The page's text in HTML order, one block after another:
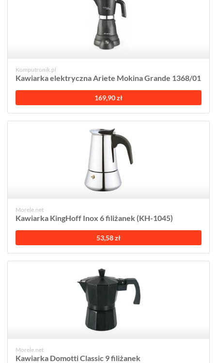
Komputronik.pl
Kawiarka elektryczna Ariete Mokina Grande 1368/01
169,90 zł
Morele.net
Kawiarka KingHoff Inox 6 filiżanek (KH-1045)
53,58 zł
Morele.net
Kawiarka Domotti Classic 9 filiżanek